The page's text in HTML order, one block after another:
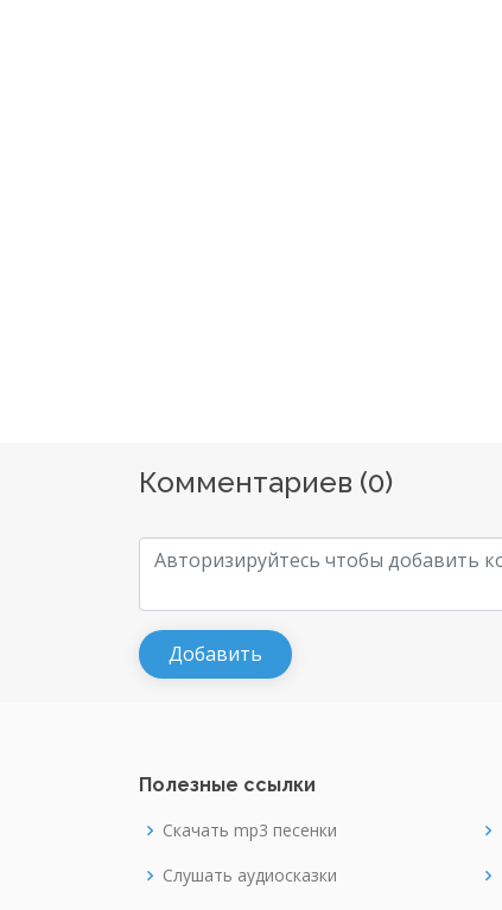
Комментариев (0)
Полезные ссылки
Скачать mp3 песенки
Слушать аудиосказки